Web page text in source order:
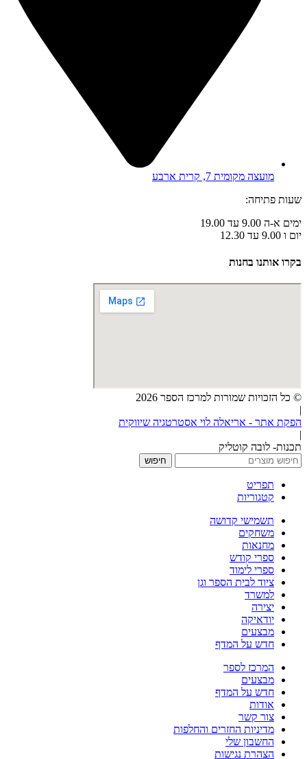
מועצה מקומית 7, קרית ארבע
שעות פתיחה:
ימים א-ה 9.00 עד 19.00
יום ו 9.00 עד 12.30
בקרו אותנו בחנות
© כל הזכויות שמורות למרכז הספר 2026
|
הפקת אתר - אריאלה לוי אסטרטגיה שיווקית
|
תכנות- לובה קוטליק
חיפוש
תפריט
קטגוריות
תשמישי קדושה
משחקים
מחנאות
ספרי קודש
ספרי לימוד
ציוד לבית הספר וגן
למשרד
יצירה
יודאיקה
מבצעים
חדש על המדף
המרכז לספר
מבצעים
חדש על המדף
אודות
צור קשר
מדיניות החזרים והחלפות
החשבון שלי
הצהרת נגישות